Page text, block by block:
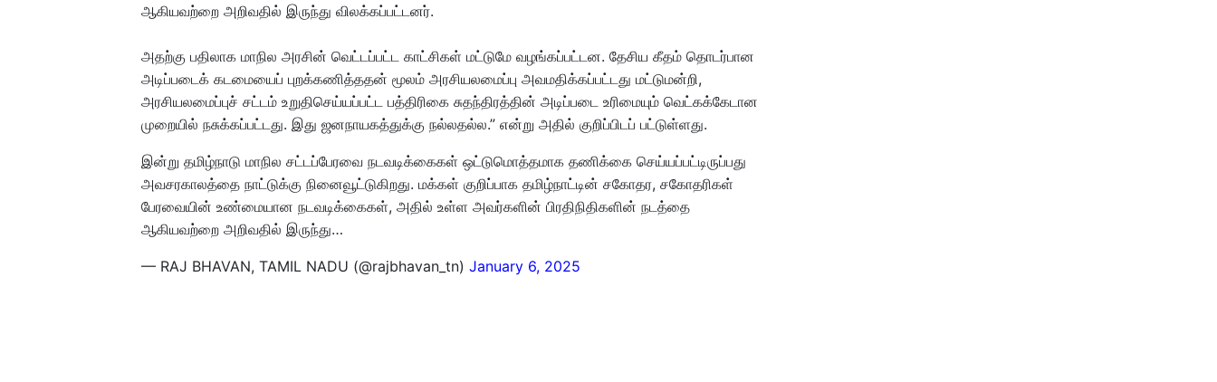
ஆகியவற்றை அறிவதில் இருந்து விலக்கப்பட்டனர்.
அதற்கு பதிலாக மாநில அரசின் வெட்டப்பட்ட காட்சிகள் மட்டுமே வழங்கப்பட்டன. தேசிய கீதம் தொடர்பான
அடிப்படைக் கடமையைப் புறக்கணித்ததன் மூலம் அரசியலமைப்பு அவமதிக்கப்பட்டது மட்டுமன்றி,
அரசியலமைப்புச் சட்டம் உறுதிசெய்யப்பட்ட பத்திரிகை சுதந்திரத்தின் அடிப்படை உரிமையும் வெட்கக்கேடான
முறையில் நசுக்கப்பட்டது. இது ஜனநாயகத்துக்கு நல்லதல்ல.” என்று அதில் குறிப்பிடப் பட்டுள்ளது.
இன்று தமிழ்நாடு மாநில சட்டப்பேரவை நடவடிக்கைகள் ஒட்டுமொத்தமாக தணிக்கை செய்யப்பட்டிருப்பது
அவசரகாலத்தை நாட்டுக்கு நினைவூட்டுகிறது. மக்கள் குறிப்பாக தமிழ்நாட்டின் சகோதர, சகோதரிகள்
பேரவையின் உண்மையான நடவடிக்கைகள், அதில் உள்ள அவர்களின் பிரதிநிதிகளின் நடத்தை
ஆகியவற்றை அறிவதில் இருந்து…
— RAJ BHAVAN, TAMIL NADU (@rajbhavan_tn)January 6, 2025